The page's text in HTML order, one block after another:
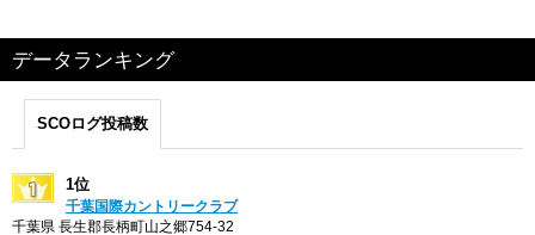
データランキング
SCOログ投稿数
1位
千葉国際カントリークラブ
千葉県 長生郡長柄町山之郷754-32